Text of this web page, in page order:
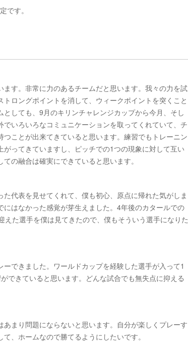
です。
す。非常に力のあるチームだと思います。我々の力を試
ロングポイントを消して、ウィークポイントを突くこと
しても、9月のキリンチャレンジカップから今月、そし
いろいろなコミュニケーションを取ってくれていて、チ
ことが出来てきていると思います。練習でもトレーニン
ってきていますし、ピッチでの1つの現象に対して互い
の融合は確実にできていると思います。
代表を見せてくれて、僕も初心、原点に帰れた気がしま
はなかった感覚が芽生えました。4年後のカタールでの
た選手を僕は見てきたので、僕もそういう選手になりた
できました。ワールドカップを経験した選手が入って1
できていると思います。どんな試合でも無失点に抑える
まり問題にならないと思います。自分が楽しくプレーす
、ホームなので勝てるようにしたいです。